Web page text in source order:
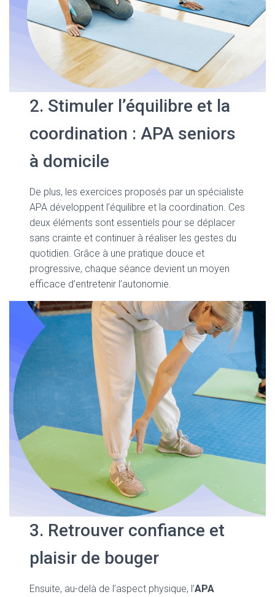
2. Stimuler l’équilibre et la
coordination : APA seniors
à domicile
De plus, les exercices proposés par un spécialiste
APA développent l’équilibre et la coordination. Ces
deux éléments sont essentiels pour se déplacer
sans crainte et continuer à réaliser les gestes du
quotidien. Grâce à une pratique douce et
progressive, chaque séance devient un moyen
efficace d’entretenir l’autonomie.
3. Retrouver confiance et
plaisir de bouger
Ensuite, au-delà de l’aspect physique, l’APA